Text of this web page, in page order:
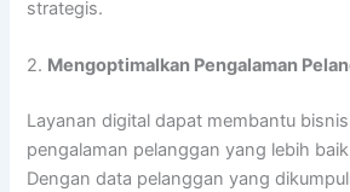
strategis.
2. Mengoptimalkan Pengalaman
Layanan digital dapat membantu
pengalaman pelanggan yang lebih
Dengan data pelanggan yang